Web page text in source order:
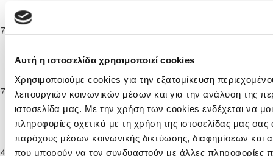
Αυτή η ιστοσελίδα χρησιμοποιεί cookies
Χρησιμοποιούμε cookies για την εξατομίκευση
λειτουργιών κοινωνικών μέσων και για την ανάλυση της
ιστοσελίδα μας. Με την χρήση των cookies ενδέχεται να
πληροφορίες σχετικά με τη χρήση της ιστοσελίδας μας
παρόχους μέσων κοινωνικής δικτύωσης, διαφημίσεων και
που μπορούν να τον συνδυαστούν με άλλες πληροφορίες
12-2016
ΓΕΡΟΛΑΚΚΟΥ
01-2017
Παγκύπριο
Πρωτάθλημα
Γ΄
Κατηγορίας
16/17
ΧΑΛΚΑΝΟΡΑΣ
ΙΔΑΛΙΟΥ 2 0 ΠΕΓΕΙΑ 2014 90'
01-2017
Παγκύπριο
Πρωτάθλημα
Γ΄
ΑΕΝ ΑΓΙΟΥ
ΓΕΩΡΓΙΟΥ3 2ΠΕΓΕΙΑ 2014 90'